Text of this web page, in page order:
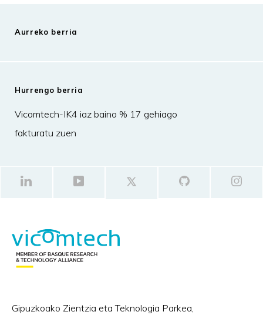
Aurreko berria
Hurrengo berria
Vicomtech-IK4 iaz baino % 17 gehiago
fakturatu zuen
Gipuzkoako Zientzia eta Teknologia Parkea,